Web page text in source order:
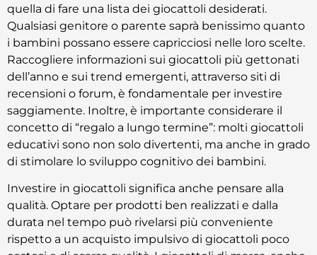
quella di fare una lista dei giocattoli desiderati.
Qualsiasi genitore o parente saprà benissimo quanto
i bambini possano essere capricciosi nelle loro scelte.
Raccogliere informazioni sui giocattoli più gettonati
dell’anno e sui trend emergenti, attraverso siti di
recensioni o forum, è fondamentale per investire
saggiamente. Inoltre, è importante considerare il
concetto di “regalo a lungo termine”: molti giocattoli
educativi sono non solo divertenti, ma anche in grado
di stimolare lo sviluppo cognitivo dei bambini.
Investire in giocattoli significa anche pensare alla
qualità. Optare per prodotti ben realizzati e dalla
durata nel tempo può rivelarsi più conveniente
rispetto a un acquisto impulsivo di giocattoli poco